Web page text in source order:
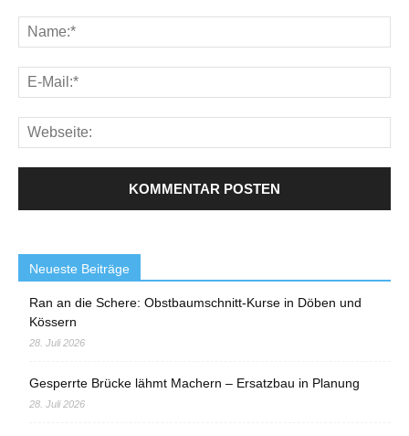
Neueste Beiträge
Ran an die Schere: Obstbaumschnitt-Kurse in Döben und
Kössern
28. Juli 2026
Gesperrte Brücke lähmt Machern – Ersatzbau in Planung
28. Juli 2026